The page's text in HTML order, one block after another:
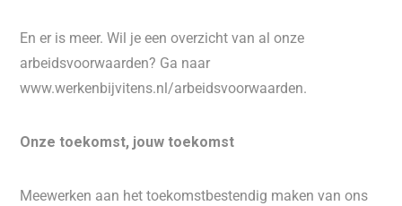
En er is meer. Wil je een overzicht van al onze
arbeidsvoorwaarden? Ga naar
www.werkenbijvitens.nl/arbeidsvoorwaarden.
Onze toekomst, jouw toekomst
Meewerken aan het toekomstbestendig maken van ons